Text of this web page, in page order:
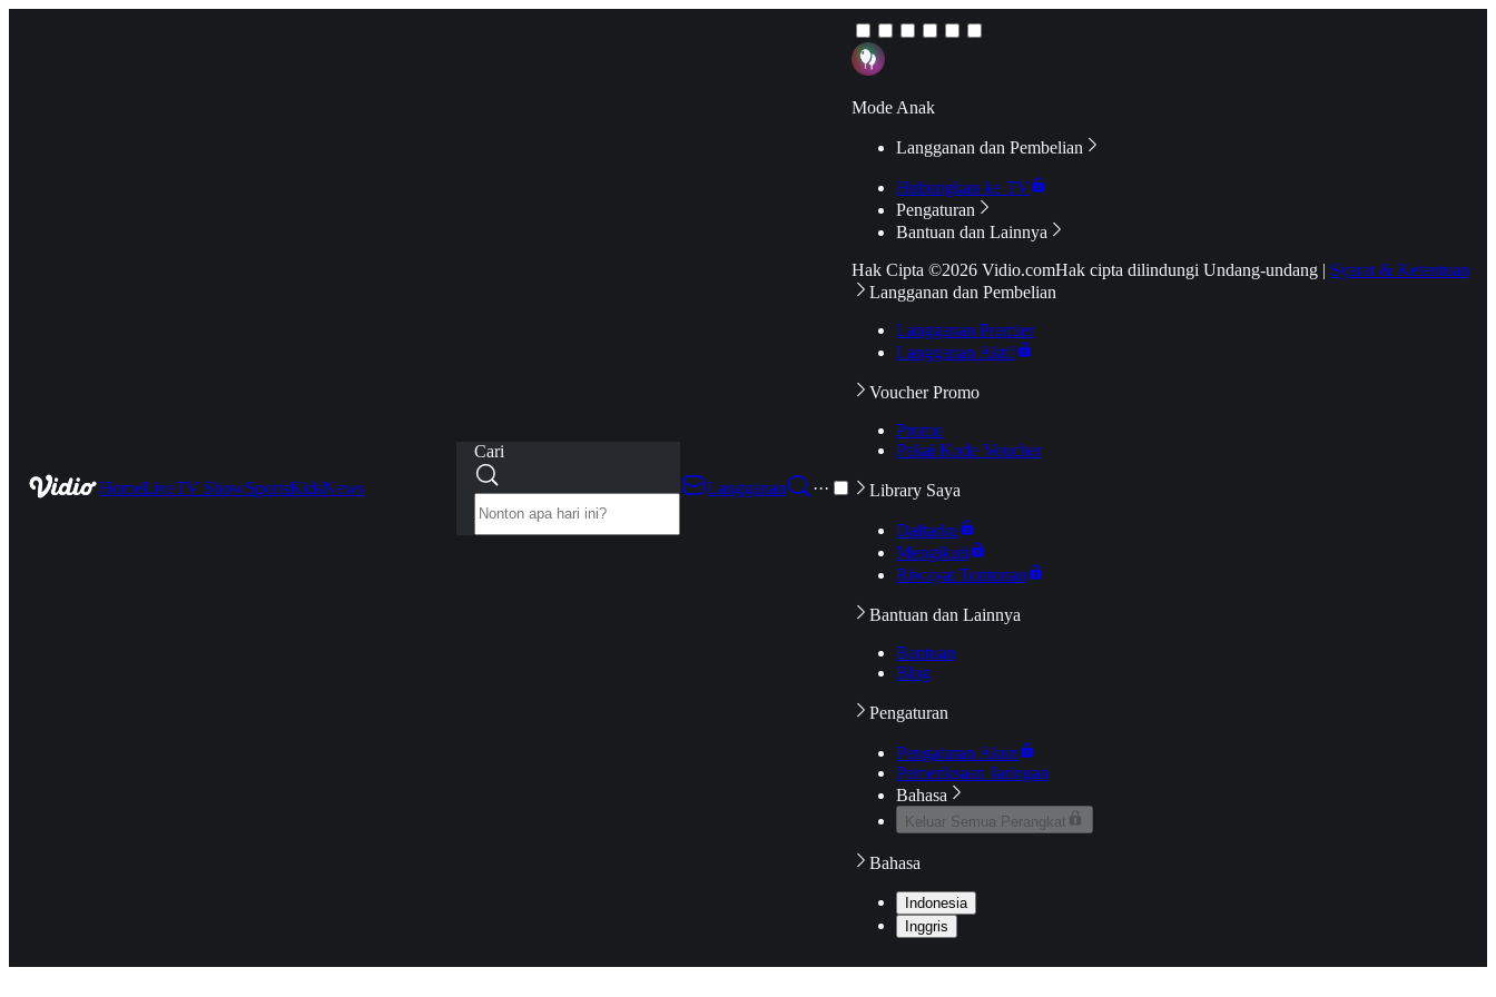
HomeLiveTV ShowSportsKidsNews
Cari
Langganan
···
Mode Anak
Langganan dan Pembelian
Hubungkan ke TV
Pengaturan
Bantuan dan Lainnya
Hak Cipta ©2026 Vidio.comHak cipta dilindungi Undang-undang | Syarat & Ketentuan
Langganan dan Pembelian
Langganan Premier
Langganan Aktif
Voucher Promo
Promo
Pakai Kode Voucher
Library Saya
Daftarku
Mengikuti
Riwayat Tontonan
Bantuan dan Lainnya
Bantuan
Blog
Pengaturan
Pengaturan Akun
Pemeriksaan Jaringan
Bahasa
Keluar Semua Perangkat
Bahasa
Indonesia
Inggris